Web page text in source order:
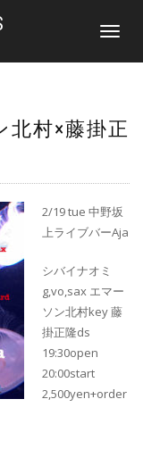
ナ
ゲ
ョ
ン
り
え
北村×藤掛正
2/19 tue 中野坂
上ライブバーAja
シバイナオミ
g,vo,sax エマー
ソン北村key 藤
掛正隆ds
19:30open
20:00start
2,500yen+order